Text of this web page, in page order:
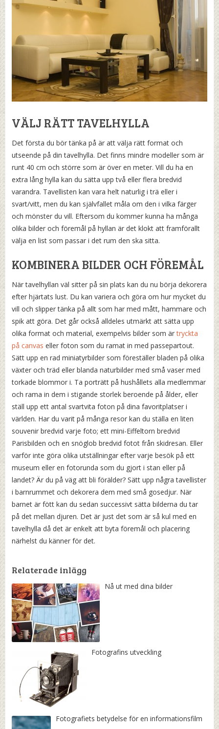
VÄLJ RÄTT TAVELHYLLA
Det första du bör tänka på är att välja rätt format och
utseende på din tavelhylla. Det finns mindre modeller som är
runt 40 cm och större som är över en meter. Vill du ha en
extra lång hylla kan du sätta upp två eller flera bredvid
varandra. Tavellisten kan vara helt naturlig i trä eller i
svart/vitt, men du kan självfallet måla om den i vilka färger
och mönster du vill. Eftersom du kommer kunna ha många
olika bilder och föremål på hyllan är det klokt att framförallt
välja en list som passar i det rum den ska sitta.
KOMBINERA BILDER OCH FÖREMÅL
När tavelhyllan väl sitter på sin plats kan du nu börja dekorera
efter hjärtats lust. Du kan variera och göra om hur mycket du
vill och slipper tänka på allt som har med mått, hammare och
spik att göra. Det går också alldeles utmärkt att sätta upp
olika format och material, exempelvis bilder som ärtryckta
på canvas eller foton som du ramat in med passepartout.
Sätt upp en rad miniatyrbilder som föreställer bladen på olika
växter och träd eller blanda naturbilder med små vaser med
torkade blommor i. Ta porträtt på hushållets alla medlemmar
och rama in dem i stigande storlek beroende på ålder, eller
ställ upp ett antal svartvita foton på dina favoritplatser i
världen. Har du varit på många resor kan du ställa en liten
souvenir bredvid varje foto; ett mini-Eiffeltorn bredvid
Parisbilden och en snöglob bredvid fotot från skidresan. Eller
varför inte göra olika utställningar efter varje besök på ett
museum eller en fotorunda som du gjort i stan eller på
landet? Är du på väg att bli förälder? Sätt upp några tavellister
i barnrummet och dekorera dem med små gosedjur. När
barnet är fött kan du sedan successivt sätta bilderna du tar
på det mellan djuren. Det är just det som är så kul med en
tavelhylla då det är enkelt att byta föremål och placering
närhelst du känner för det.
Relaterade inlägg
Nå ut med dina bilder
Fotografins utveckling
Fotografiets betydelse för en informationsfilm